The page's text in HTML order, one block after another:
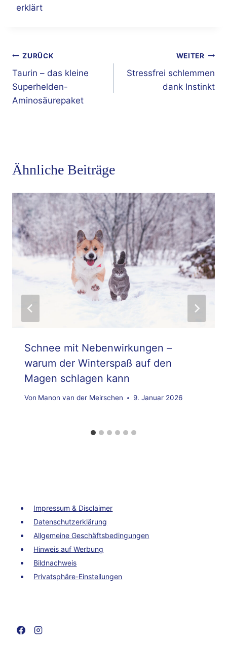
erklärt
Beitragsnavigation
ZURÜCK
Taurin – das kleine
Superhelden-
Aminosäurepaket
WEITER
Stressfrei schlemmen
dank Instinkt
Ähnliche Beiträge
Schnee mit Nebenwirkungen –
warum der Winterspaß auf den
Magen schlagen kann
Von Manon van der Meirschen 9. Januar 2026
Impressum & Disclaimer
Datenschutzerklärung
Allgemeine Geschäftsbedingungen
Hinweis auf Werbung
Bildnachweis
Privatsphäre-Einstellungen